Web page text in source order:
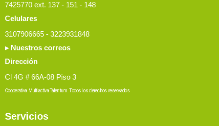
7425770 ext. 137 - 151 - 148
Celulares
3107906665 - 3223931848
▸ Nuestros correos
Dirección
Cl 4G # 66A-08 Piso 3
Cooperativa Multiactiva Talentum. Todos los derechos reservados
Servicios